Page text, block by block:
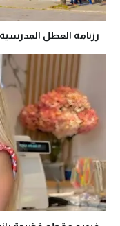
رزنامة العطل المدرسية 2026 في تونس